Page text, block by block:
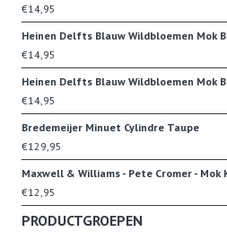
€14,95
Heinen Delfts Blauw Wildbloemen Mok
€14,95
Heinen Delfts Blauw Wildbloemen Mok
€14,95
Bredemeijer Minuet Cylindre Taupe
€129,95
Maxwell & Williams - Pete Cromer - Mok
€12,95
PRODUCTGROEPEN